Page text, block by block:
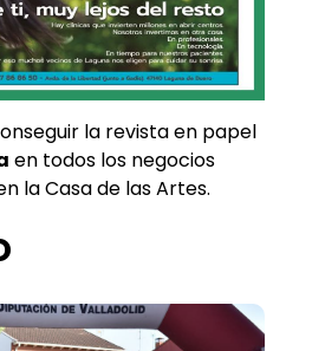
la revista en papel
en todos los negocios
la Casa de las Artes.